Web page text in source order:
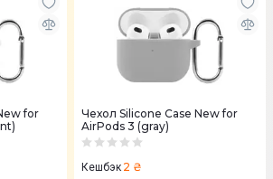
for
Чехол Silicone Case New for
AirPods 3 (gray)
Кешбэк 2 ₴